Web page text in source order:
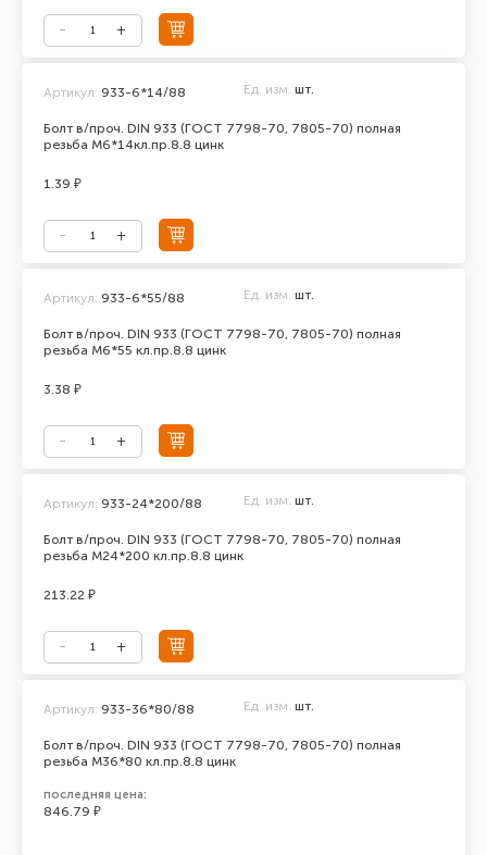
Болт в/проч. DIN 933 (ГОСТ 7798-70, 7805-70) полная
резьба М6*14кл.пр.8.8 цинк
Артикул: 933-6*14/88 Ед. изм. шт.
1.39 ₽
Болт в/проч. DIN 933 (ГОСТ 7798-70, 7805-70) полная
резьба М6*55 кл.пр.8.8 цинк
Артикул: 933-6*55/88 Ед. изм. шт.
3.38 ₽
Болт в/проч. DIN 933 (ГОСТ 7798-70, 7805-70) полная
резьба М24*200 кл.пр.8.8 цинк
Артикул: 933-24*200/88 Ед. изм. шт.
213.22 ₽
Болт в/проч. DIN 933 (ГОСТ 7798-70, 7805-70) полная
резьба М36*80 кл.пр.8.8 цинк
Артикул: 933-36*80/88 Ед. изм. шт.
последняя цена:
846.79 ₽